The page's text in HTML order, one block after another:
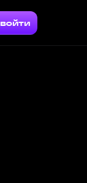
войти